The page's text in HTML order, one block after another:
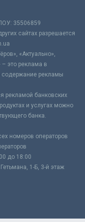
35506859
сайтах разрешается
«Актуально»,
– это реклама в
содержание рекламы
рекламой банковских
и услугах можно
банка.
номеров операторов
до 18:00
1-Б, 3-й этаж